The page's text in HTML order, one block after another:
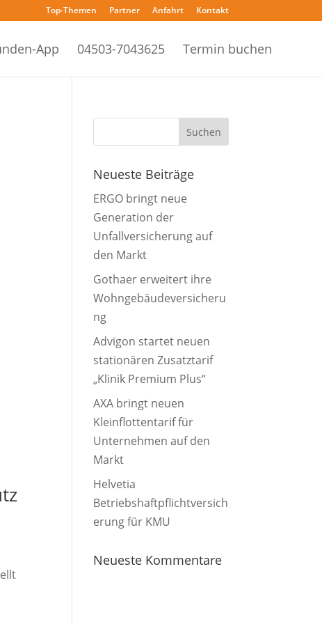
Top-Themen Partner Anfahrt Kontakt
App 04503-7043625 Termin buchen
Neueste Beiträge
ERGO bringt neue
Generation der
Unfallversicherung auf
den Markt
Gothaer erweitert ihre
Wohngebäudeversicheru
ng
Advigon startet neuen
stationären Zusatztarif
„Klinik Premium Plus“
AXA bringt neuen
Kleinflottentarif für
Unternehmen auf den
Markt
Helvetia
Betriebshaftpflichtversich
erung für KMU
Neueste Kommentare